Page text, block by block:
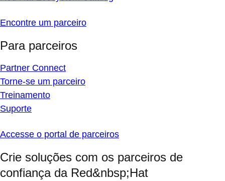
Encontre um parceiro
Para parceiros
Partner Connect
Torne-se um parceiro
Treinamento
Suporte
Accesse o portal de parceiros
Crie soluções com os parceiros de
confiança da Red&nbsp;Hat